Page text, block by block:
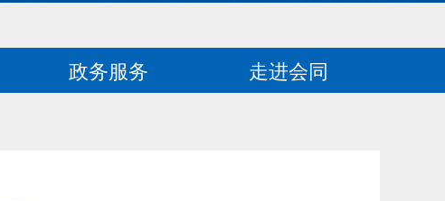
政务服务 走进会同